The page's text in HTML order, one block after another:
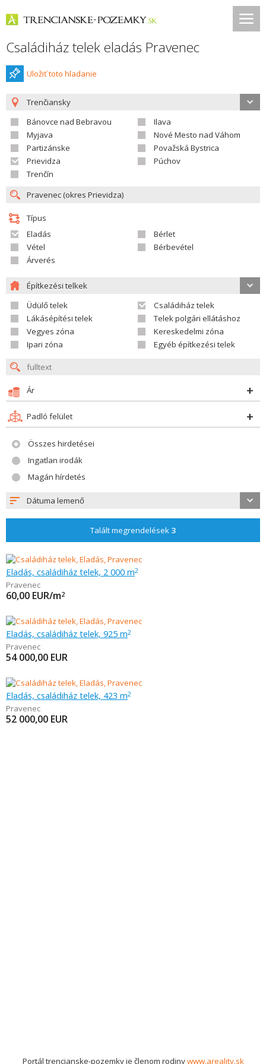
Családiház telek eladás Pravenec
Uložiť toto hladanie
Trenčiansky
Bánovce nad Bebravou
Ilava
Myjava
Nové Mesto nad Váhom
Partizánske
Považská Bystrica
Prievidza
Púchov
Trenčín
Típus
Eladás
Bérlet
Vétel
Bérbevétel
Árverés
Építkezési telkek
Üdülő telek
Családiház telek
Lákásépítési telek
Telek polgári ellátáshoz
Vegyes zóna
Kereskedelmi zóna
Ipari zóna
Egyéb építkezési telek
Ár
Padló felület
Összes hirdetései
Ingatlan irodák
Magán hírdetés
Dátuma lemenő
Talált megrendelések 3
Eladás, családiház telek, 2 000 m2
Pravenec
60,00 EUR/m2
Eladás, családiház telek, 925 m2
Pravenec
54 000,00 EUR
Eladás, családiház telek, 423 m2
Pravenec
52 000,00 EUR
Portál trencianske-pozemky je členom rodinywww.areality.sk